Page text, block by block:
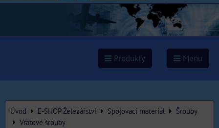
Produkty Menu
Úvod E-SHOP Železářství Spojovací materiál
Šrouby
Vratové šrouby